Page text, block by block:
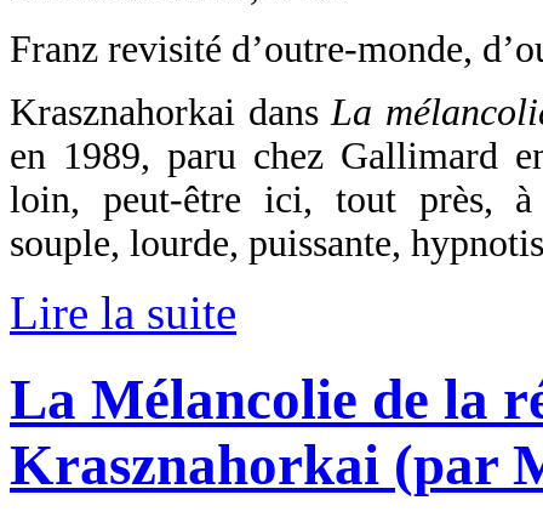
Franz revisité d’outre-monde,
Krasznahorkai dansLa
en 1989, paru chez Gallimard
loin, peut-être ici, tout près, à
souple, lourde, puissante,
Lire la suite
La Mélancolie de la
Krasznahorkai (par